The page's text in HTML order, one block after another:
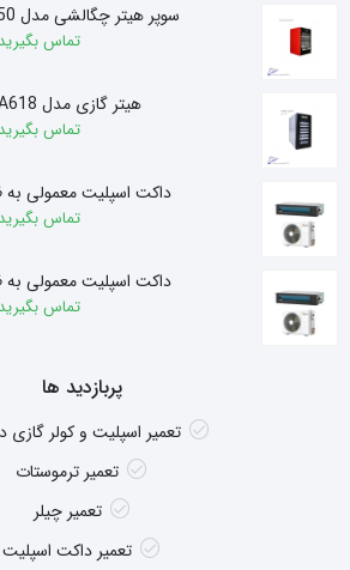
سوپر هیتر چگالشی مدل C-A650 آذر تهویه
تماس
هیتر گازی مدل A618 آذر تهویه
تماس
داکت اسپلیت معمولی به
تماس
داکت اسپلیت معمولی به
تماس
پربازدید ها
تعمیر اسپلیت و کولر گازی
تعمیر ترموستات
تعمیر چیلر
تعمیر داکت اسپلیت